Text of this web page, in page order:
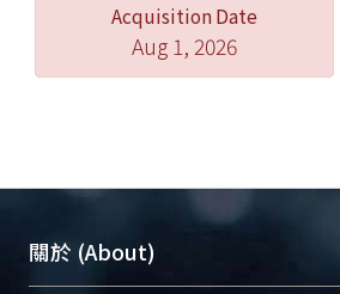
Acquisition Date
Aug 1, 2026
關於 (About)